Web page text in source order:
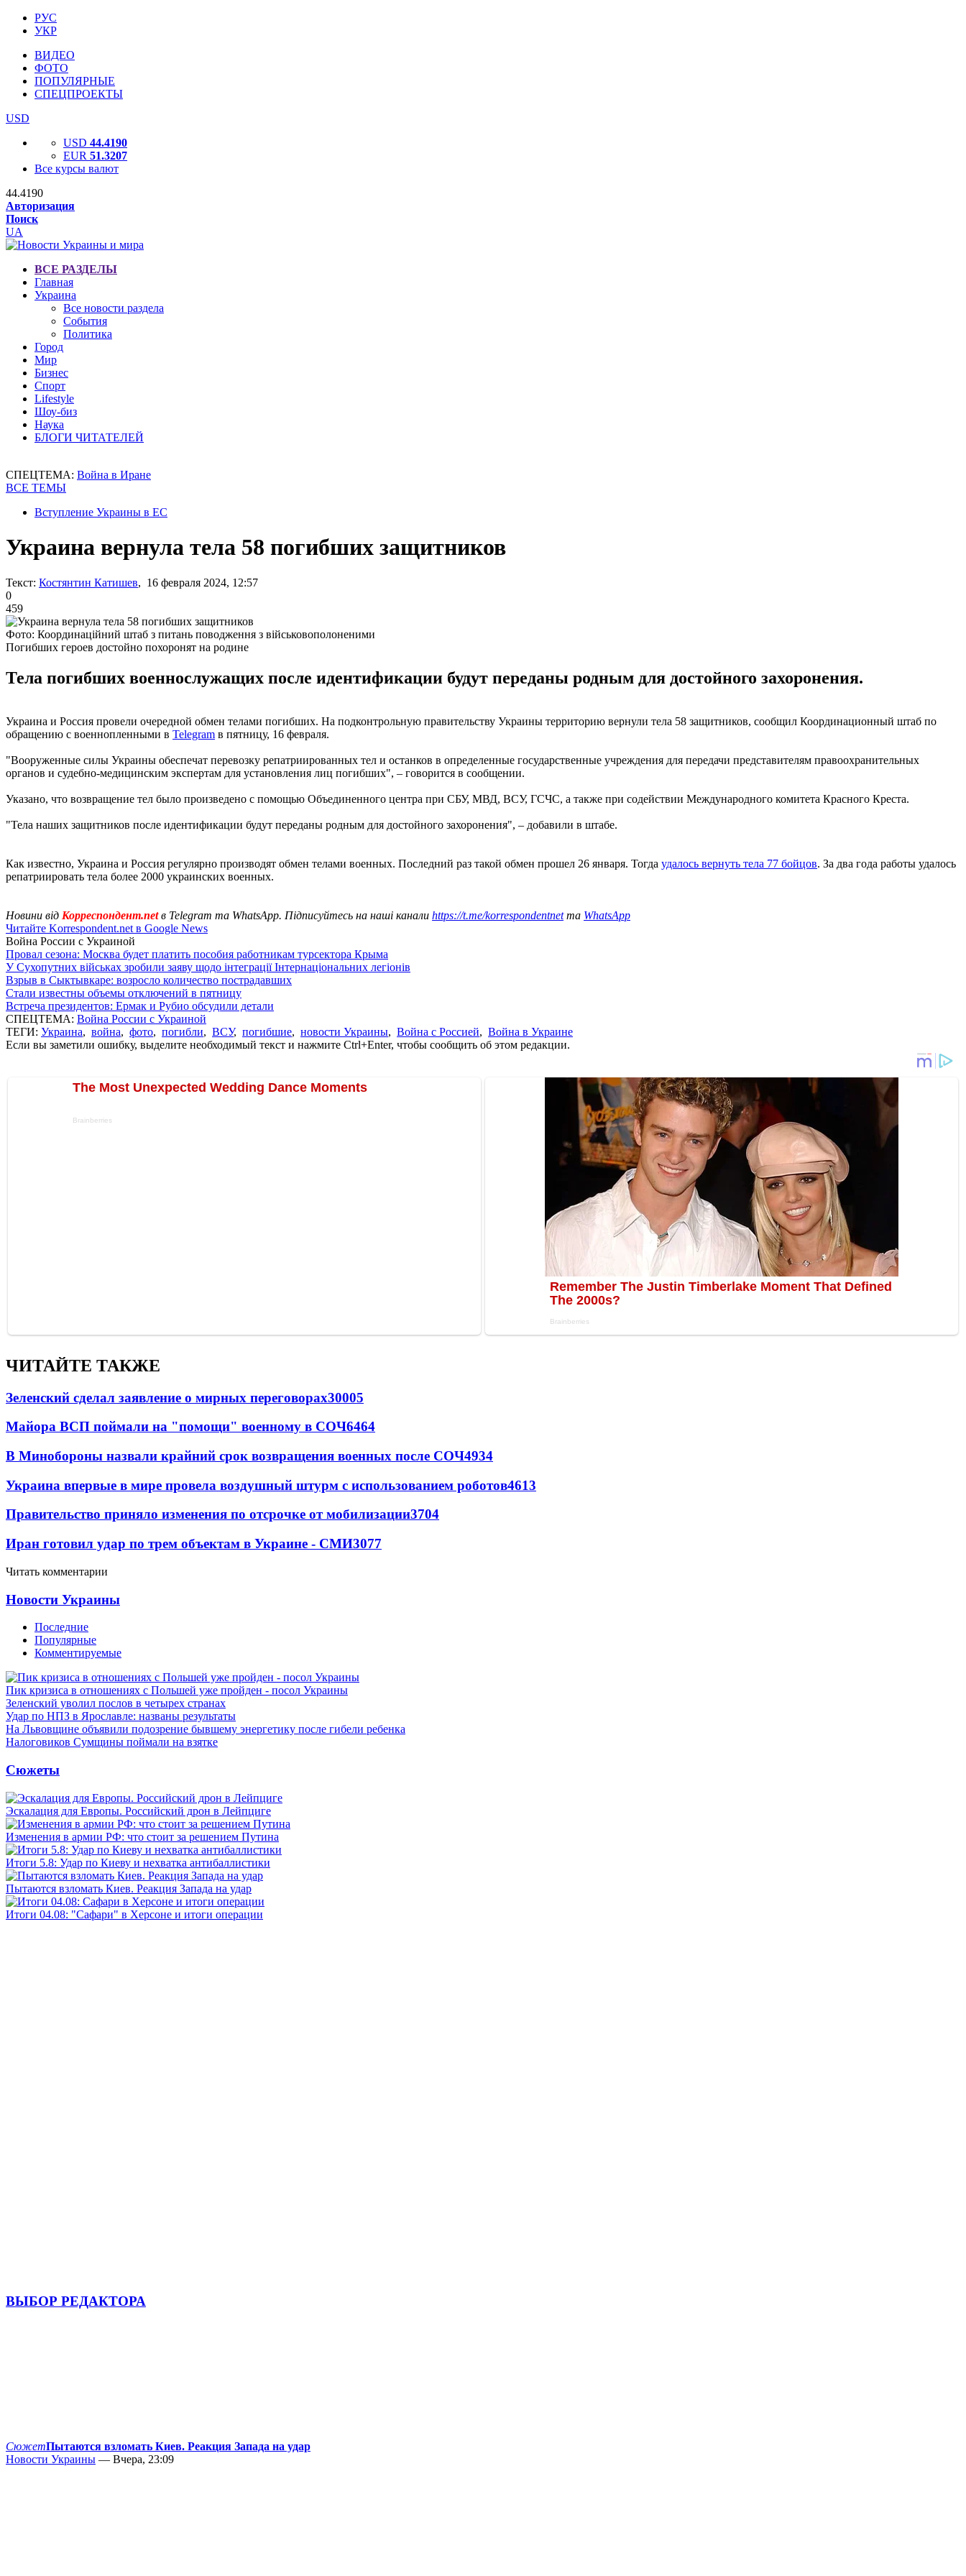
РУС
УКР
ВИДЕО
ФОТО
ПОПУЛЯРНЫЕ
СПЕЦПРОЕКТЫ
USD
USD 44.4190
EUR 51.3207
Все курсы валют
44.4190
Авторизация
Поиск
UA
ВСЕ РАЗДЕЛЫ
Главная
Украина
Все новости раздела
События
Политика
Город
Мир
Бизнес
Спорт
Lifestyle
Шоу-биз
Наука
БЛОГИ ЧИТАТЕЛЕЙ
СПЕЦТЕМА: Война в Иране
ВСЕ ТЕМЫ
Вступление Украины в ЕС
Украина вернула тела 58 погибших защитников
Текст: Костянтин Катишев, 16 февраля 2024, 12:57
0
459
Фото: Координаційний штаб з питань поводження з військовополоненими
Погибших героев достойно похоронят на родине
Тела погибших военнослужащих после идентификации будут переданы родным для достойного захоронения.
Украина и Россия провели очередной обмен телами погибших. На подконтрольную правительству Украины территорию вернули тела 58 защитников, сообщил Координационный штаб по
обращению с военнопленными в Telegram в пятницу, 16 февраля.
"Вооруженные силы Украины обеспечат перевозку репатриированных тел и останков в определенные государственные учреждения для передачи представителям правоохранительных
органов и судебно-медицинским экспертам для установления лиц погибших", – говорится в сообщении.
Указано, что возвращение тел было произведено с помощью Объединенного центра при СБУ, МВД, ВСУ, ГСЧС, а также при содействии Международного комитета Красного Креста.
"Тела наших защитников после идентификации будут переданы родным для достойного захоронения", – добавили в штабе.
Как известно, Украина и Россия регулярно производят обмен телами военных. Последний раз такой обмен прошел 26 января. Тогда удалось вернуть тела 77 бойцов. За два года работы удалось
репатриировать тела более 2000 украинских военных.
Новини від Корреспондент.netв Telegram та WhatsApp. Підписуйтесь на наші канали https://t.me/korrespondentnetта WhatsApp
Читайте Korrespondent.net в Google News
Война России с Украиной
Провал сезона: Москва будет платить пособия работникам турсектора Крыма
У Сухопутних військах зробили заяву щодо інтеграції Інтернаціональних легіонів
Взрыв в Сыктывкаре: возросло количество пострадавших
Стали известны объемы отключений в пятницу
Встреча президентов: Ермак и Рубио обсудили детали
СПЕЦТЕМА: Война России с Украиной
ТЕГИ: Украина, война, фото, погибли, ВСУ, погибшие, новости Украины, Война с Россией, Война в Украине
Если вы заметили ошибку, выделите необходимый текст и нажмите Ctrl+Enter, чтобы сообщить об этом редакции.
ЧИТАЙТЕ ТАКЖЕ
Зеленский сделал заявление о мирных переговорах30005
Майора ВСП поймали на "помощи" военному в СОЧ6464
В Минобороны назвали крайний срок возвращения военных после СОЧ4934
Украина впервые в мире провела воздушный штурм с использованием роботов4613
Правительство приняло изменения по отсрочке от мобилизации3704
Иран готовил удар по трем объектам в Украине - СМИ3077
Читать комментарии
Новости Украины
Последние
Популярные
Комментируемые
Пик кризиса в отношениях с Польшей уже пройден - посол Украины
Зеленский уволил послов в четырех странах
Удар по НПЗ в Ярославле: названы результаты
На Львовщине объявили подозрение бывшему энергетику после гибели ребенка
Налоговиков Сумщины поймали на взятке
Сюжеты
Эскалация для Европы. Российский дрон в Лейпциге
Изменения в армии РФ: что стоит за решением Путина
Итоги 5.8: Удар по Киеву и нехватка антибаллистики
Пытаются взломать Киев. Реакция Запада на удар
Итоги 04.08: "Сафари" в Херсоне и итоги операции
ВЫБОР РЕДАКТОРА
СюжетПытаются взломать Киев. Реакция Запада на удар
Новости Украины — Вчера, 23:09